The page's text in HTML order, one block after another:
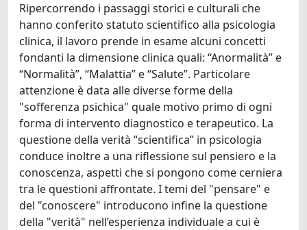
Ripercorrendo i passaggi storici e culturali che
hanno conferito statuto scientifico alla psicologia
clinica, il lavoro prende in esame alcuni concetti
fondanti la dimensione clinica quali: “Anormalità” e
“Normalità”, “Malattia” e “Salute”. Particolare
attenzione è data alle diverse forme della
"sofferenza psichica" quale motivo primo di ogni
forma di intervento diagnostico e terapeutico. La
questione della verità “scientifica” in psicologia
conduce inoltre a una riflessione sul pensiero e la
conoscenza, aspetti che si pongono come cerniera
tra le questioni affrontate. I temi del "pensare" e
del "conoscere" introducono infine la questione
della "verità" nell’esperienza individuale a cui è